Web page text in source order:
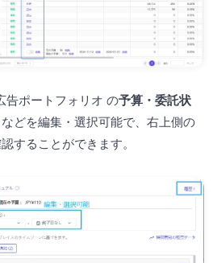
告ポートフォリオ の予算・委託状
などを編集・選択可能で、右上側の
することができます。